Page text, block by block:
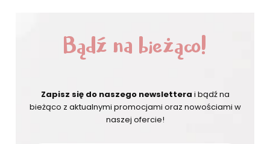
Bądź na bieżąco!
Zapisz się do naszego newslettera i bądź na
bieżąco z aktualnymi promocjami oraz nowościami w
naszej ofercie!